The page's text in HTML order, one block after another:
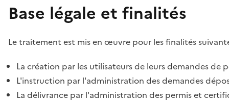
Base légale et finalités
Le traitement est mis en œuvre pour les finalités
La création par les utilisateurs de leurs demandes
L'instruction par l'administration des demandes
La délivrance par l'administration des permis et